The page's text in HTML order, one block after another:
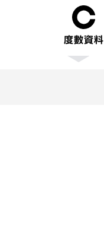
度數資料